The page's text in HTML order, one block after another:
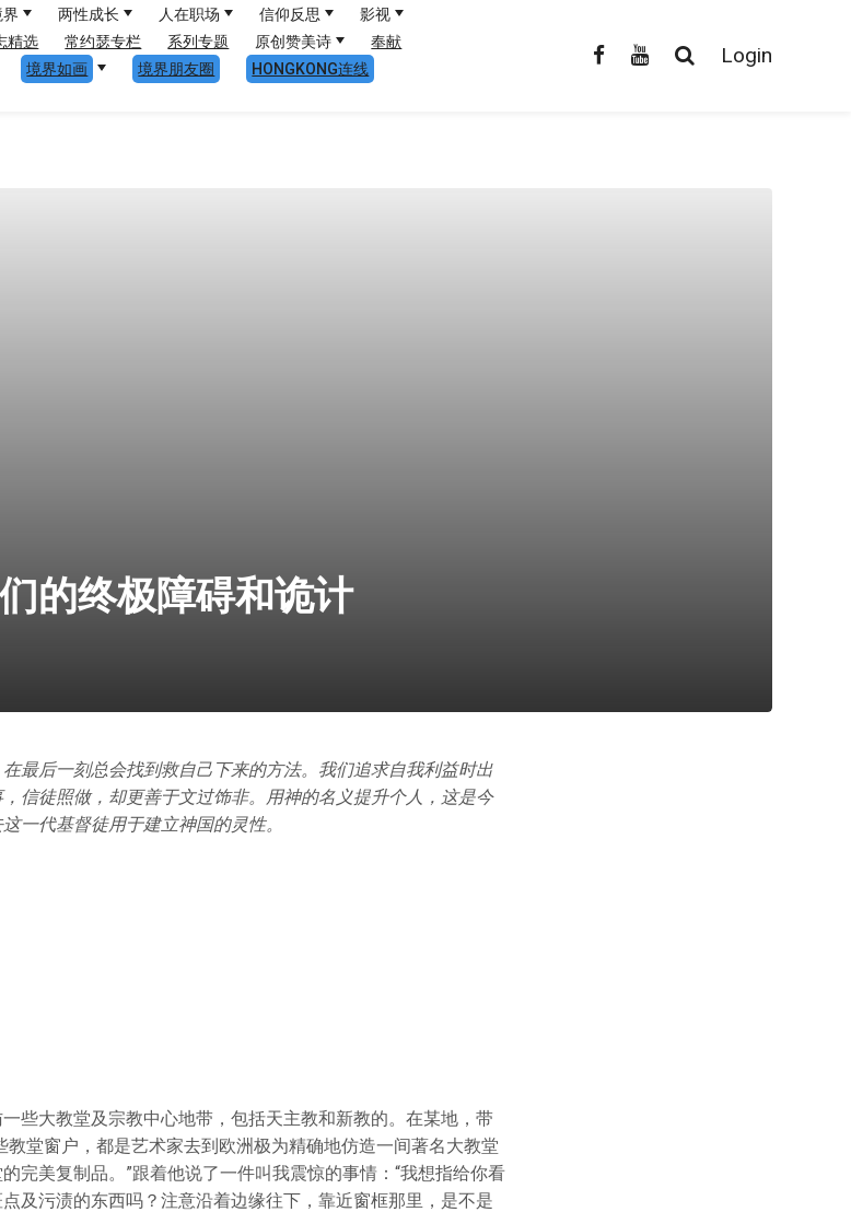
两性成长 人在职场 信仰反思
影视
精选 常约瑟专栏 系列专题 原创赞美诗
奉献
境界如画 境界朋友圈
HONGKONG连线
Login
的终极障碍和诡计
最后一刻总会找到救自己下来的方法。我们追求自我利益时出
信徒照做，却更善于文过饰非。用神的名义提升个人，这是今
一代基督徒用于建立神国的灵性。
些大教堂及宗教中心地带，包括天主教和新教的。在某地，带
教堂窗户，都是艺术家去到欧洲极为精确地仿造一间著名大教堂
完美复制品。”跟着他说了一件叫我震惊的事情：“我想指给你看
及污渍的东西吗？注意沿着边缘往下，靠近窗框那里，是不是